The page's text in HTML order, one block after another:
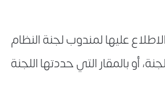
عليها لمندوب لجنة النظام
أو بالمقار التي حددتها اللجنة